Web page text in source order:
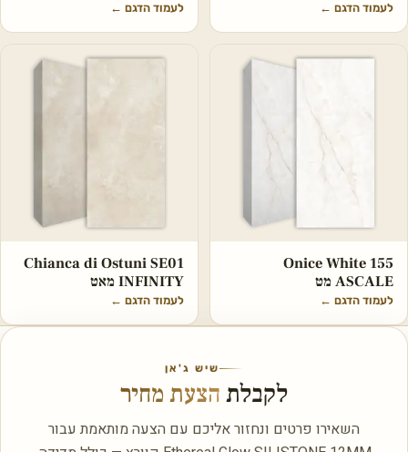
לעמוד הדגם ← לעמוד הדגם ←
Onice White 155
ASCALE מט
לעמוד הדגם ←
Chianca di Ostuni SE01
INFINITY מאט
לעמוד הדגם ←
שיש ג'אן
לקבלת הצעת מחיר
השאירו פרטים ונחזור אליכם עם הצעה מותאמת עבור